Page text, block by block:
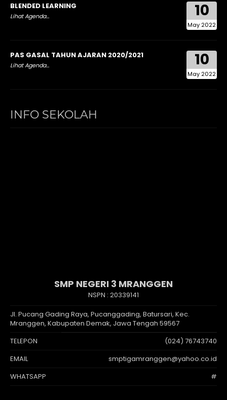
10
May 2022
BLENDED LEARNING
Lihat Agenda...
10
May 2022
PAS GASAL TAHUN AJARAN 2020/2021
Lihat Agenda...
INFO SEKOLAH
SMP NEGERI 3 MRANGGEN
NSPN : 20339141
Jl. Pucang Gading Raya, Pucanggading, Batursari, Kec.
Mranggen, Kabupaten Demak, Jawa Tengah 59567
TELEPON
(024) 76743740
EMAIL
smptigamranggen@yahoo.co.id
WHATSAPP
#